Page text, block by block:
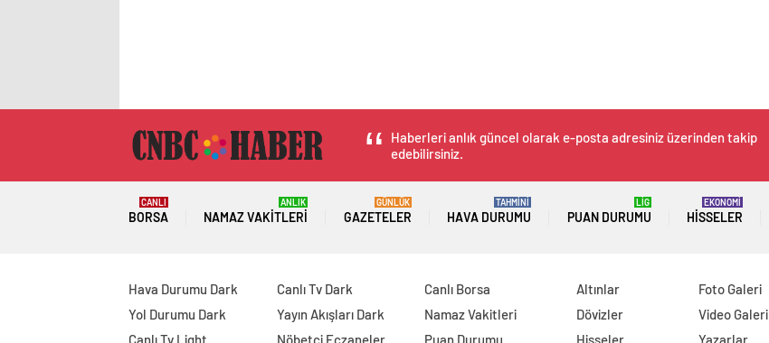
Haberleri anlık güncel olarak e-posta adresiniz üzerinden takip
edebilirsiniz.
BORSA
CANLI
NAMAZ VAKITLERI
ANLIK
GAZETELER
GÜNLÜK
HAVA DURUMU
TAHMİNİ
PUAN DURUMU
LİG
HISSELER
EKONOMİ
Hava Durumu Dark
Yol Durumu Dark
Canlı Tv Light
Canlı Tv Dark
Yayın Akışları Dark
Nöbetçi Eczaneler
Canlı Borsa
Namaz Vakitleri
Puan Durumu
Altınlar
Dövizler
Hisseler
Foto Galeri
Video Galeri
Yazarlar